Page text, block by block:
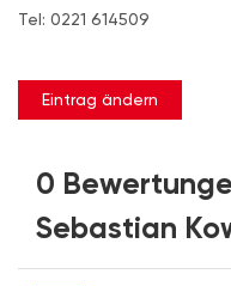
Tel: 0221 614509
Eintrag ändern
0
Sebastian